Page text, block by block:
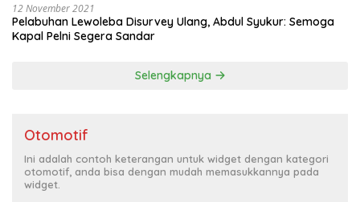
12 November 2021
Pelabuhan Lewoleba Disurvey Ulang, Abdul Syukur: Semoga
Kapal Pelni Segera Sandar
Selengkapnya
Otomotif
Ini adalah contoh keterangan untuk widget dengan kategori
otomotif, anda bisa dengan mudah memasukkannya pada
widget.